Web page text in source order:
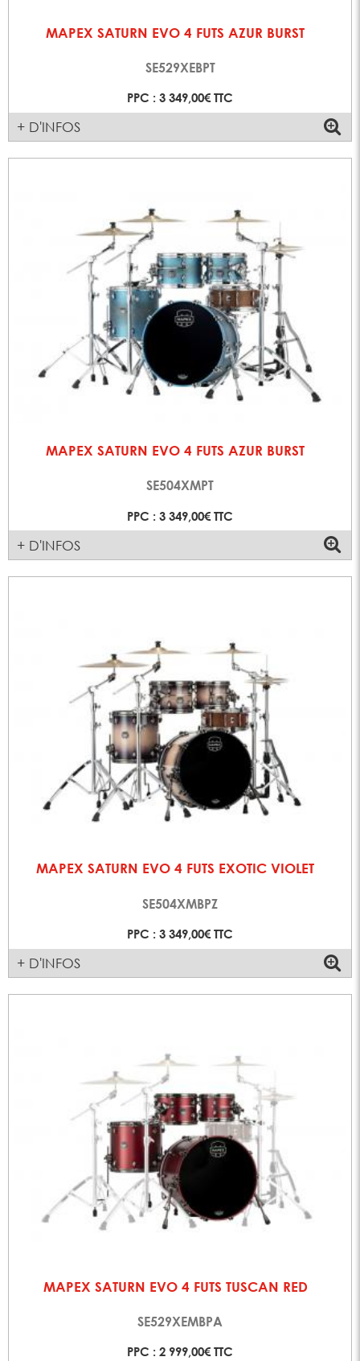
MAPEX SATURN EVO 4 FUTS AZUR BURST
SE529XEBPT
PPC : 3 349,00€ TTC
+ D'INFOS
MAPEX SATURN EVO 4 FUTS AZUR BURST
SE504XMPT
PPC : 3 349,00€ TTC
+ D'INFOS
MAPEX SATURN EVO 4 FUTS EXOTIC VIOLET
SE504XMBPZ
PPC : 3 349,00€ TTC
+ D'INFOS
MAPEX SATURN EVO 4 FUTS TUSCAN RED
SE529XEMBPA
PPC : 2 999,00€ TTC